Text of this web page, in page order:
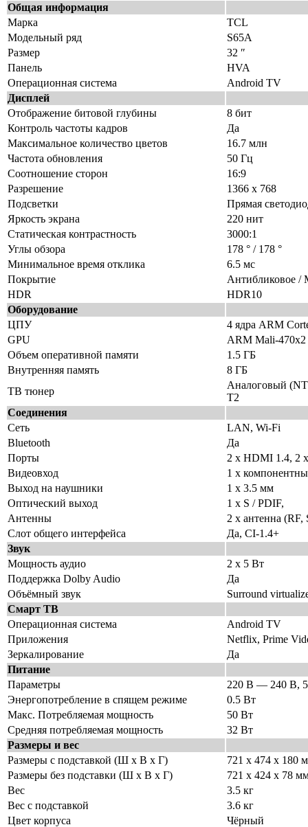
Общая информация
Марка
TCL
Модельный ряд
S65A
Размер
32 ″
Панель
HVA
Операционная система
Android TV
Дисплей
Отображение битовой глубины
8 бит
Контроль частоты кадров
Да
Максимальное количество цветов
16.7 млн
Частота обновления
50 Гц
Соотношение сторон
16:9
Разрешение
1366 x 768
Подсветки
Прямая
Яркость экрана
220 нит
Статическая контрастность
3000:1
Углы обзора
178 ° / 178 °
Минимальное время отклика
6.5 мс
Покрытие
Антибликовое /
HDR
HDR10
Оборудование
ЦПУ
4 ядра ARM
GPU
ARM Mali-470х2
Объем оперативной памяти
1.5 ГБ
Внутренняя память
8 ГБ
ТВ тюнер
Аналоговый
T2
Соединения
Сеть
LAN, Wi-Fi
Bluetooth
Да
Порты
2 x HDMI 1.4, 2
Видеовход
1 x
Выход на наушники
1 x 3.5 мм
Оптический выход
1 x S / PDIF,
Антенны
2 x антенна (RF,
Слот общего интерфейса
Да, CI-1.4+
Звук
Мощность аудио
2 x 5 Вт
Поддержка Dolby Audio
Да
Объёмный звук
Surround
Смарт ТВ
Операционная система
Android TV
Приложения
Netflix, Prime
Зеркалирование
Да
Питание
Параметры
220 В — 240 В,
Энергопотребление в спящем режиме
0.5 Вт
Макс. Потребляемая мощность
50 Вт
Средняя потребляемая мощность
32 Вт
Размеры и вес
Размеры с подставкой (Ш х В х Г)
721 х 474 х 180
Размеры без подставки (Ш х В х Г)
721 х 424 х 78
Вес
3.5 кг
Вес с подставкой
3.6 кг
Цвет корпуса
Чёрный